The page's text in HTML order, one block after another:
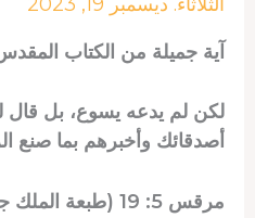
آية جميلة من الكتاب
لكن لم يدعه يسوع، بل قال
أصدقائك وأخبرهم بما
مرقس 5: 19 (طبعة